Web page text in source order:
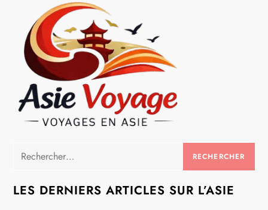
Rechercher :
LES DERNIERS ARTICLES SUR L’ASIE